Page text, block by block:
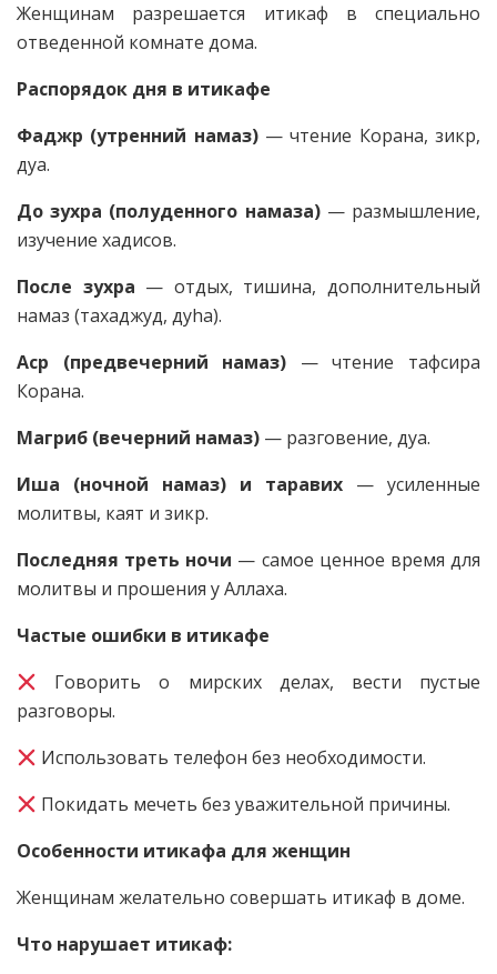
Женщинам разрешается итикаф в специально
отведенной комнате дома.
Распорядок дня в итикафе
Фаджр (утренний намаз)— чтение Корана, зикр,
дуа.
До зухра (полуденного намаза)— размышление,
изучение хадисов.
После зухра — отдых, тишина, дополнительный
намаз (тахаджуд, дуha).
Аср (предвечерний намаз) — чтение тафсира
Корана.
Магриб (вечерний намаз) — разговение, дуа.
Иша (ночной намаз) и таравих — усиленные
молитвы, каят и зикр.
Последняя треть ночи — самое ценное время для
молитвы и прошения у Аллаха.
Частые ошибки в итикафе
Говорить о мирских делах, вести пустые
разговоры.
Использовать телефон без необходимости.
Покидать мечеть без уважительной причины.
Особенности итикафа для женщин
Женщинам желательно совершать итикаф в доме.
Что нарушает итикаф: